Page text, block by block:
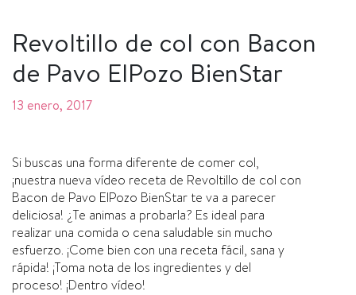
Revoltillo de col con Bacon
de Pavo ElPozo BienStar
13 enero, 2017
Si buscas una forma diferente de comer col,
¡nuestra nueva ví­deo receta de Revoltillo de col con
Bacon de Pavo ElPozo BienStar te va a parecer
deliciosa! ¿Te animas a probarla? Es ideal para
realizar una comida o cena saludable sin mucho
esfuerzo. ¡Come bien con una receta fácil, sana y
rápida! ¡Toma nota de los ingredientes y del
proceso! ¡Dentro ví­deo!